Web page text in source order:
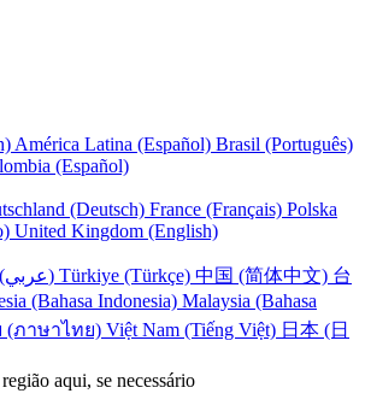
América Latina (Español) Brasil (Português)
(Español)
(Deutsch) France (Français) Polska
United Kingdom (English)
UAE (عربي) Türkiye (Türkçe) 中国 (简体中文) 台
(Bahasa Indonesia) Malaysia (Bahasa
(ภาษาไทย) Việt Nam (Tiếng Việt) 日本 (日
aqui, se necessário